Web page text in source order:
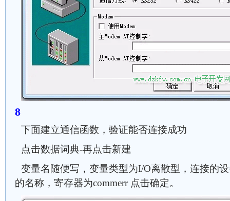
下面建立通信函数，验证能否连接成功
点击数据词典-再点击新建
变量名随便写，变量类型为I/O离散型，连接的
的名称，寄存器为commerr 点击确定。